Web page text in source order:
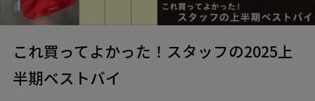
これ買ってよかった！スタッフの2025上
半期ベストバイ